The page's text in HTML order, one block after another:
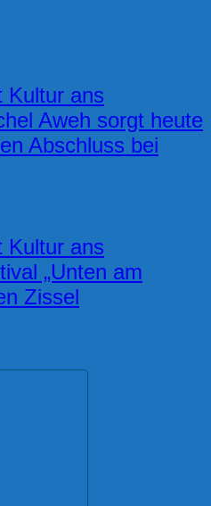
Kultur ans
Aweh sorgt heute
Abschluss bei
Kultur ans
„Unten am
Zissel